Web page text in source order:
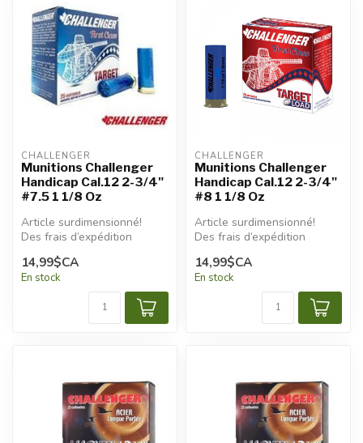
CHALLENGER
Munitions Challenger
Handicap Cal.12 2-3/4"
#7.5 1 1/8 Oz
Article surdimensionné!
Des frais d’expédition
additionnels seront
appliqués.
14,99$CA
En stock
CHALLENGER
Munitions Challenger
Handicap Cal.12 2-3/4"
#8 1 1/8 Oz
Article surdimensionné!
Des frais d’expédition
additionnels seront
appliqués.
14,99$CA
En stock